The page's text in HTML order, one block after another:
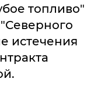
топливо"
истечения